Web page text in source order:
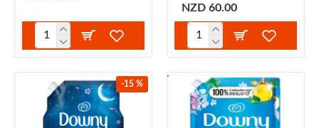
NZD 60.00
-15 %